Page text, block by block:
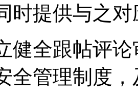
时提供与之
健全跟帖评
全管理制度